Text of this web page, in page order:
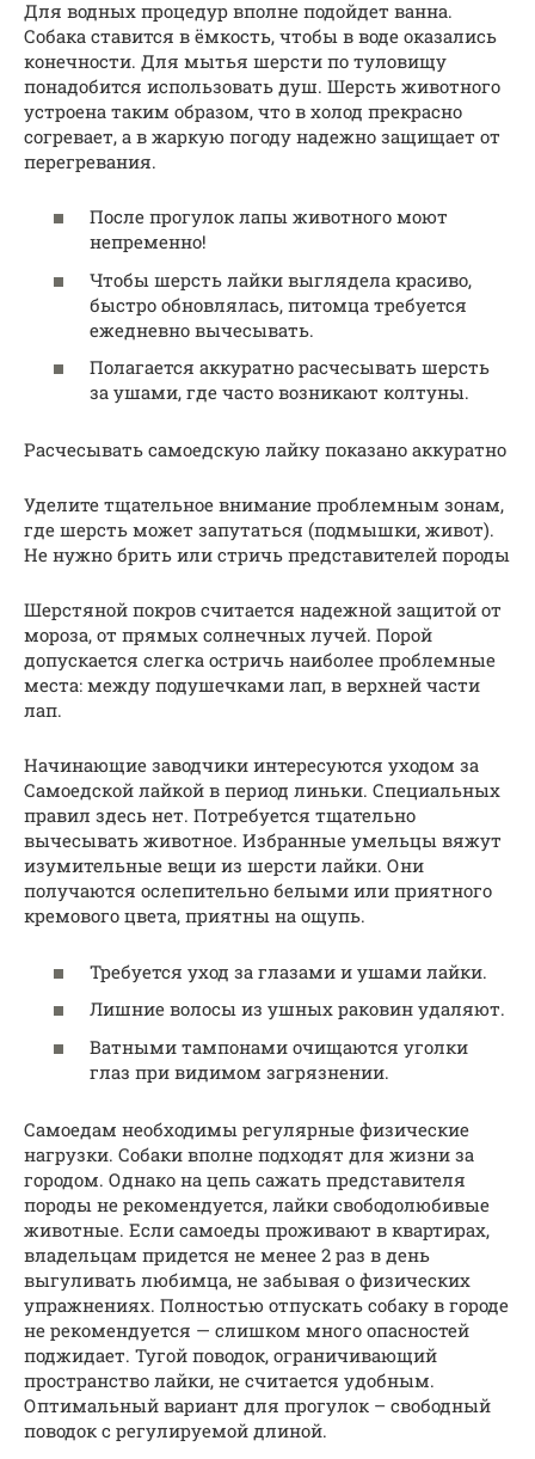
Для водных процедур вполне подойдет ванна.
Собака ставится в ёмкость, чтобы в воде оказались
конечности. Для мытья шерсти по туловищу
понадобится использовать душ. Шерсть животного
устроена таким образом, что в холод прекрасно
согревает, а в жаркую погоду надежно защищает от
перегревания.
После прогулок лапы животного моют
непременно!
Чтобы шерсть лайки выглядела красиво,
быстро обновлялась, питомца требуется
ежедневно вычесывать.
Полагается аккуратно расчесывать шерсть
за ушами, где часто возникают колтуны.
Расчесывать самоедскую лайку показано аккуратно
Уделите тщательное внимание проблемным зонам,
где шерсть может запутаться (подмышки, живот).
Не нужно брить или стричь представителей породы
Шерстяной покров считается надежной защитой от
мороза, от прямых солнечных лучей. Порой
допускается слегка остричь наиболее проблемные
места: между подушечками лап, в верхней части
лап.
Начинающие заводчики интересуются уходом за
Самоедской лайкой в период линьки. Специальных
правил здесь нет. Потребуется тщательно
вычесывать животное. Избранные умельцы вяжут
изумительные вещи из шерсти лайки. Они
получаются ослепительно белыми или приятного
кремового цвета, приятны на ощупь.
Требуется уход за глазами и ушами лайки.
Лишние волосы из ушных раковин удаляют.
Ватными тампонами очищаются уголки
глаз при видимом загрязнении.
Самоедам необходимы регулярные физические
нагрузки. Собаки вполне подходят для жизни за
городом. Однако на цепь сажать представителя
породы не рекомендуется, лайки свободолюбивые
животные. Если самоеды проживают в квартирах,
владельцам придется не менее 2 раз в день
выгуливать любимца, не забывая о физических
упражнениях. Полностью отпускать собаку в городе
не рекомендуется — слишком много опасностей
поджидает. Тугой поводок, ограничивающий
пространство лайки, не считается удобным.
Оптимальный вариант для прогулок – свободный
поводок с регулируемой длиной.